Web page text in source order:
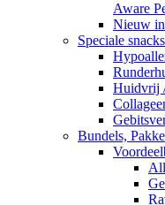
Aware
Nieuw in
Speciale
Huidvrij
Bundels,